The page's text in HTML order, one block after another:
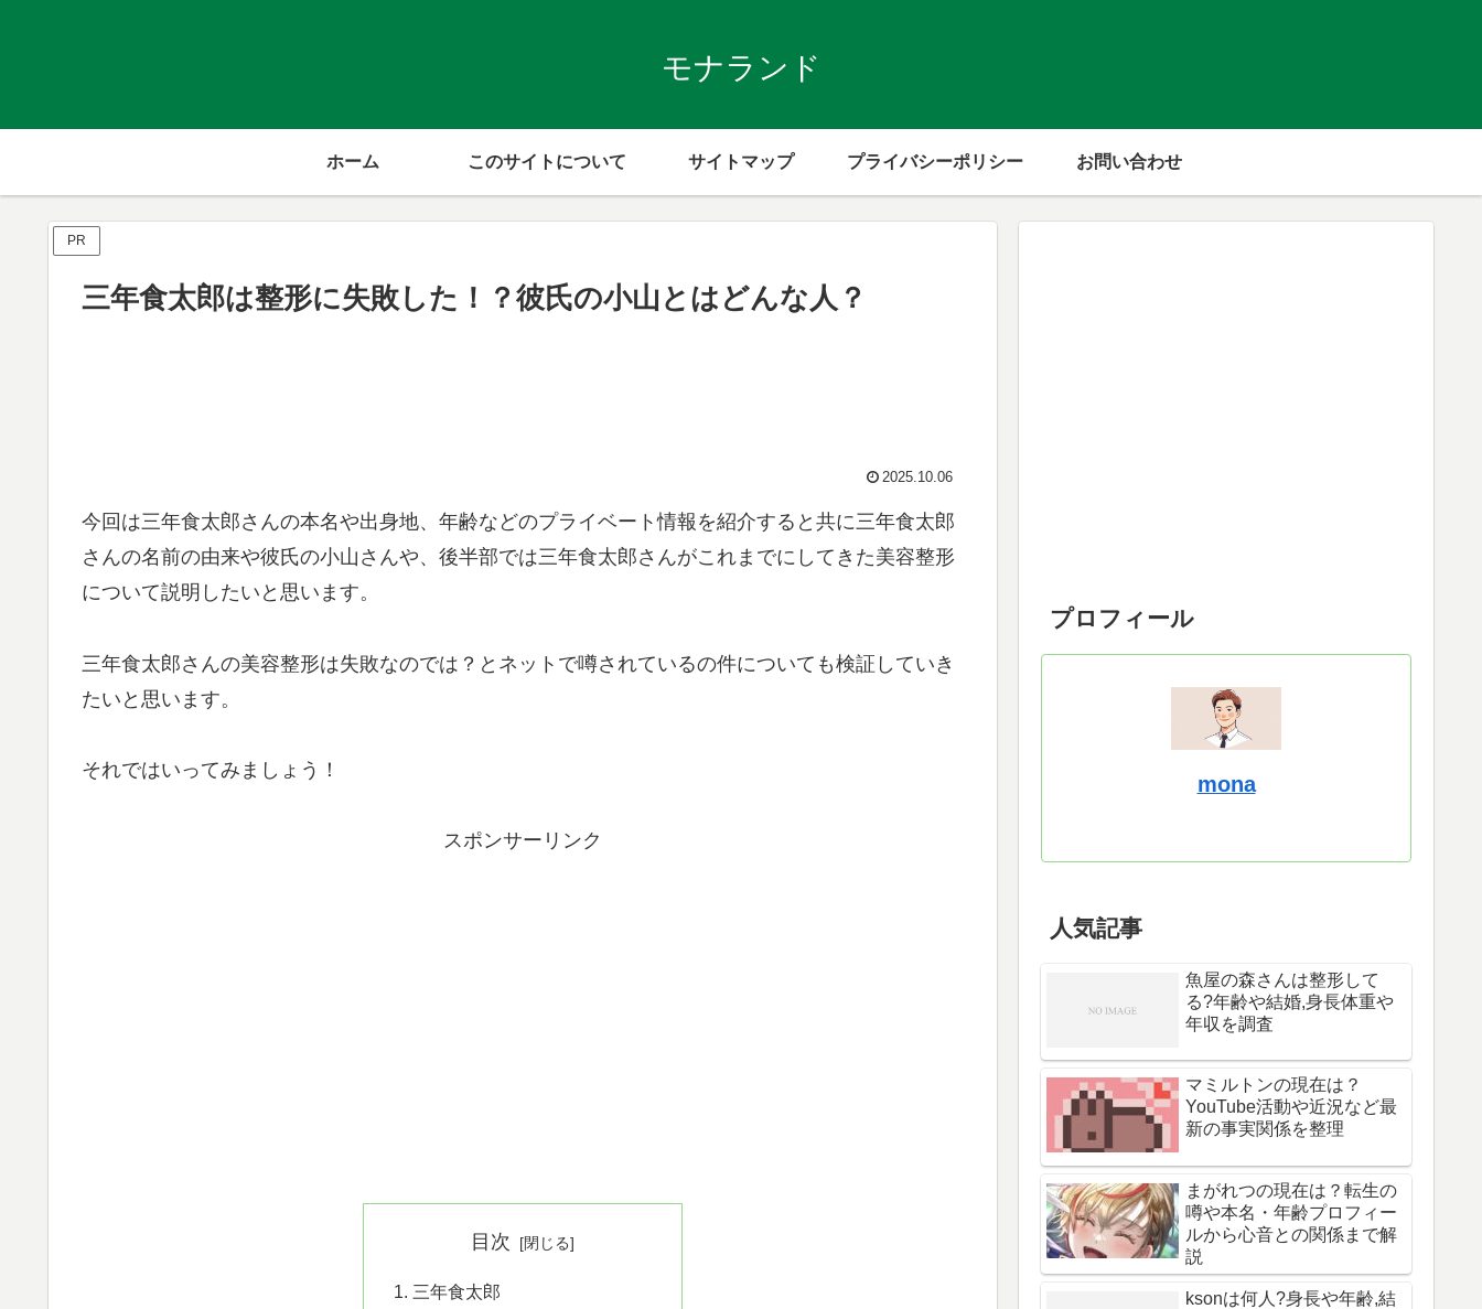
モナランド
ホーム このサイトについて サイトマップ プライバシーポリシー お問い合わせ
PR
三年食太郎は整形に失敗した！？彼氏の小山とはどんな人？
2025.10.06
今回は三年食太郎さんの本名や出身地、年齢などのプライベート情報を紹介すると共に三年食太郎
さんの名前の由来や彼氏の小山さんや、後半部では三年食太郎さんがこれまでにしてきた美容整形
について説明したいと思います。
三年食太郎さんの美容整形は失敗なのでは？とネットで噂されているの件についても検証していき
たいと思います。
それではいってみましょう！
スポンサーリンク
目次
三年食太郎
プロフィール
mona
人気記事
魚屋の森さんは整形して
る?年齢や結婚,身長体重や
年収を調査
マミルトンの現在は？
YouTube活動や近況など最
新の事実関係を整理
まがれつの現在は？転生の
噂や本名・年齢プロフィー
ルから心音との関係まで解
説
ksonは何人?身長や年齢,結